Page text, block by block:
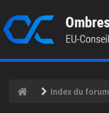
Index du forum